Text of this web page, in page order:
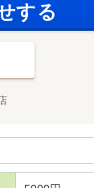
する